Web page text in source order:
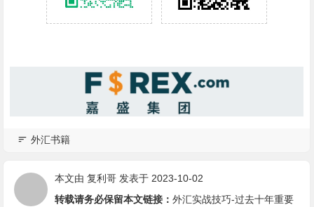
外汇书籍
本文由复利哥 发表于 2023-10-02
转载请务必保留本文链接：外汇实战技巧-过去十年重要